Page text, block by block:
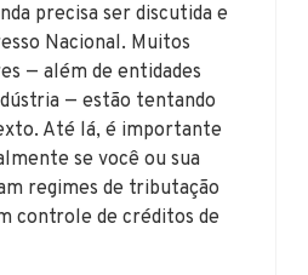
precisa ser discutida e
Nacional. Muitos
— além de entidades
— estão tentando
Até lá, é importante
se você ou sua
regimes de tributação
controle de créditos de